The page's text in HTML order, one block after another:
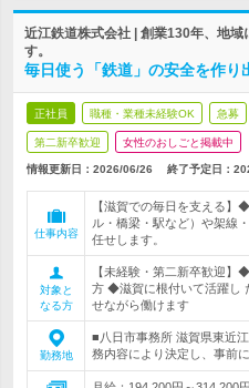
近江鉄道株式会社 | 創業130年、地
す。
毎日使う「鉄道」の安全を作
正社員 職種・業種未経験OK 急募
第二新卒歓迎 女性のおしごと掲載中
情報更新日：2026/06/26 終了予定日：
仕事内容
【滋賀での毎日を支える】
ル・橋梁・駅など）や架線
任せします。
対象と
なる方
【未経験・第二新卒歓迎】
方 ◆滋賀に根付いて活躍し
せながら働けます
勤務地
■八日市事務所 滋賀県東近
務内容により決定し、事前